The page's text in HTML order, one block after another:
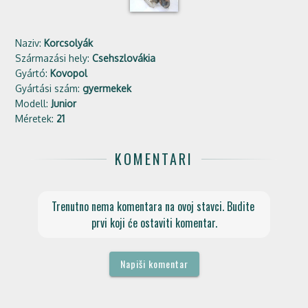
Naziv: Korcsolyák
Származási hely:Csehszlovákia
Gyártó: Kovopol
Gyártási szám:gyermekek
Modell: Junior
Méretek: 21
KOMENTARI
Trenutno nema komentara na ovoj stavci. Budite
prvi koji će ostaviti komentar.
Napiši komentar